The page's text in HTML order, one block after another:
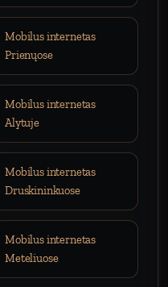
Mobilus internetas
Prienųose
Mobilus internetas
Alytuje
Mobilus internetas
Druskininkuose
Mobilus internetas
Meteliuose